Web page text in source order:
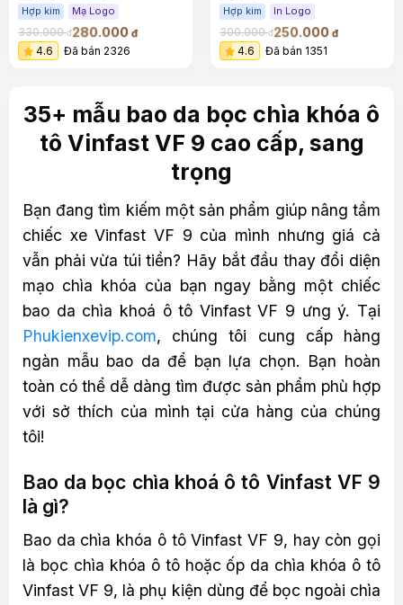
Hợp kim Mạ Logo
330.000đ280.000 đ
4.6 Đã bán 2326
Hợp kim In Logo
300.000đ250.000 đ
4.6 Đã bán 1351
35+ mẫu bao da bọc chìa khóa ô
tô Vinfast VF 9 cao cấp, sang
trọng
Bạn đang tìm kiếm một sản phẩm giúp nâng tầm
chiếc xe Vinfast VF 9 của mình nhưng giá cả
vẫn phải vừa túi tiền? Hãy bắt đầu thay đổi diện
mạo chìa khóa của bạn ngay bằng một chiếc
bao da chìa khoá ô tô Vinfast VF 9 ưng ý. Tại
Phukienxevip.com, chúng tôi cung cấp hàng
ngàn mẫu bao da để bạn lựa chọn. Bạn hoàn
toàn có thể dễ dàng tìm được sản phẩm phù hợp
với sở thích của mình tại cửa hàng của chúng
tôi!
Bao da bọc chìa khoá ô tô Vinfast VF 9
là gì?
Bao da chìa khóa ô tô Vinfast VF 9, hay còn gọi
là bọc chìa khóa ô tô hoặc ốp da chìa khóa ô tô
Vinfast VF 9, là phụ kiện dùng để bọc ngoài chìa